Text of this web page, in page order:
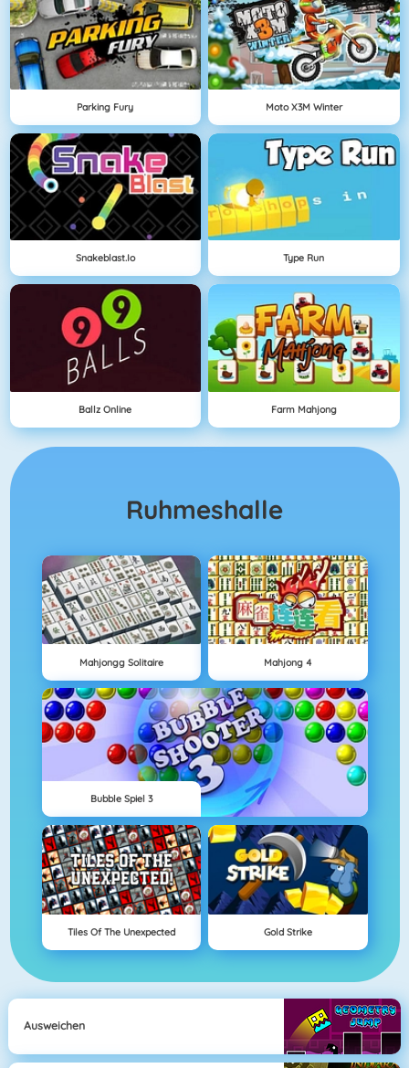
Parking Fury Moto X3M Winter
Snakeblast.io Type Run
Ballz Online Farm Mahjong
Ruhmeshalle
Mahjongg Solitaire Mahjong 4
Bubble Spiel 3
Tiles Of The Unexpected Gold Strike
Ausweichen